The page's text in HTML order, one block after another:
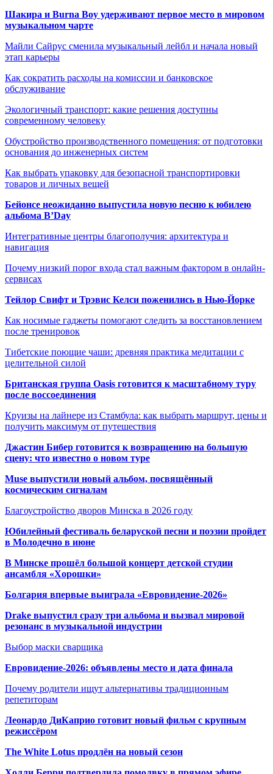
Шакира и Burna Boy удерживают первое место в мировом
музыкальном чарте
Майли Сайрус сменила музыкальный лейбл и начала новый
этап карьеры
Как сократить расходы на комиссии и банковское
обслуживание
Экологичный транспорт: какие решения доступны
современному человеку
Обустройство производственного помещения: от подготовки
основания до инженерных систем
Как выбрать упаковку для безопасной транспортировки
товаров и личных вещей
Бейонсе неожиданно выпустила новую песню к юбилею
альбома B’Day
Интегративные центры благополучия: архитектура и
навигация
Почему низкий порог входа стал важным фактором в онлайн-
сервисах
Тейлор Свифт и Трэвис Келси поженились в Нью-Йорке
Как носимые гаджеты помогают следить за восстановлением
после тренировок
Тибетские поющие чаши: древняя практика медитации с
целительной силой
Британская группа Oasis готовится к масштабному туру
после воссоединения
Круизы на лайнере из Стамбула: как выбрать маршрут, цены и
получить максимум от путешествия
Джастин Бибер готовится к возвращению на большую
сцену: что известно о новом туре
Muse выпустили новый альбом, посвящённый
космическим сигналам
Благоустройство дворов Минска в 2026 году
Юбилейный фестиваль беларуской песни и поэзии пройдет
в Молодечно в июне
В Минске прошёл большой концерт детской студии
ансамбля «Хорошки»
Болгария впервые выиграла «Евровидение-2026»
Drake выпустил сразу три альбома и вызвал мировой
резонанс в музыкальной индустрии
Выбор маски сварщика
Евровидение-2026: объявлены место и дата финала
Почему родители ищут альтернативы традиционным
репетиторам
Леонардо ДиКаприо готовит новый фильм с крупным
режиссёром
The White Lotus продлён на новый сезон